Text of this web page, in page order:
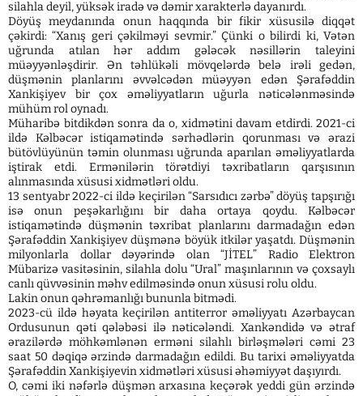
silahla deyil, yüksək iradə və dəmir xarakterlə dayanırdı.
Döyüş meydanında onun haqqında bir fikir xüsusilə diqqət
çəkirdi: “Xanış geri çəkilməyi sevmir.” Çünki o bilirdi ki, Vətən
uğrunda atılan hər addım gələcək nəsillərin taleyini
müəyyənləşdirir. Ən təhlükəli mövqelərdə belə irəli gedən,
düşmənin planlarını əvvəlcədən müəyyən edən Şərafəddin
Xankişiyev bir çox əməliyyatların uğurla nəticələnməsində
mühüm rol oynadı.
Müharibə bitdikdən sonra da o, xidmətini davam etdirdi. 2021-ci
ildə Kəlbəcər istiqamətində sərhədlərin qorunması və ərazi
bütövlüyünün təmin olunması uğrunda aparılan əməliyyatlarda
iştirak etdi. Ermənilərin törətdiyi təxribatların qarşısının
alınmasında xüsusi xidmətləri oldu.
13 sentyabr 2022-ci ildə keçirilən “Sarsıdıcı zərbə” döyüş tapşırığı
isə onun peşəkarlığını bir daha ortaya qoydu. Kəlbəcər
istiqamətində düşmənin təxribat planlarını darmadağın edən
Şərafəddin Xankişiyev düşmənə böyük itkilər yaşatdı. Düşmənin
milyonlarla dollar dəyərində olan “JİTEL” Radio Elektron
Mübarizə vasitəsinin, silahla dolu “Ural” maşınlarının və çoxsaylı
canlı qüvvəsinin məhv edilməsində onun xüsusi rolu oldu.
Lakin onun qəhrəmanlığı bununla bitmədi.
2023-cü ildə həyata keçirilən antiterror əməliyyatı Azərbaycan
Ordusunun qəti qələbəsi ilə nəticələndi. Xankəndidə və ətraf
ərazilərdə möhkəmlənən erməni silahlı birləşmələri cəmi 23
saat 50 dəqiqə ərzində darmadağın edildi. Bu tarixi əməliyyatda
Şərafəddin Xankişiyevin xidmətləri xüsusi əhəmiyyət daşıyırdı.
O, cəmi iki nəfərlə düşmən arxasına keçərək yeddi gün ərzində